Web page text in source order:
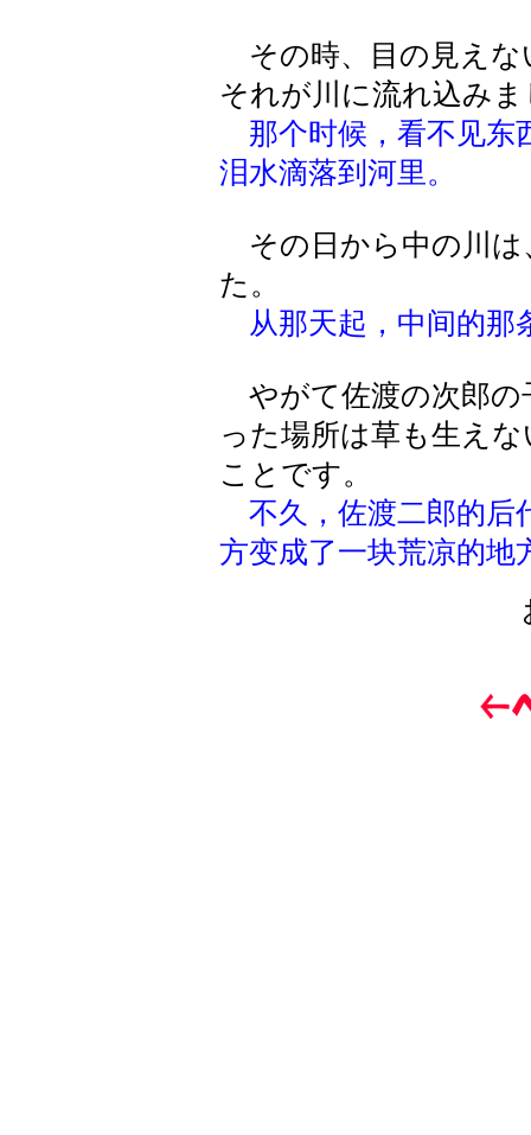
その時、目の見えな
それが川に流れ込み
那个时候，看不见东
泪水滴落到河里。
その日から中の川は
た。
从那天起，中间的那
やがて佐渡の次郎の
った場所は草も生え
ことです。
不久，佐渡二郎的后
方变成了一块荒凉的地